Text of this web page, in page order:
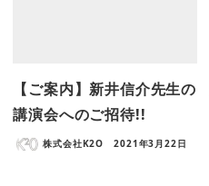
【ご案内】新井信介先生の
講演会へのご招待!!
株式会社K2O 2021年3月22日